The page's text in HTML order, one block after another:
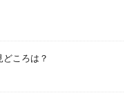
ころは？